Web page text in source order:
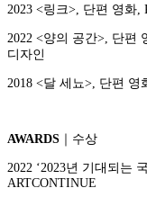
2023 <링크>, 단편 영화,
2022 <양의 공간>, 단편
디자인
2018 <달 세뇨>, 단편
AWARDS ｜수상
2022 ‘2023년 기대되는
ARTCONTINUE